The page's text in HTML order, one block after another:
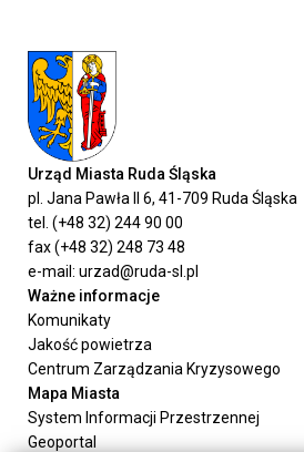
Urząd Miasta Ruda Śląska
pl. Jana Pawła II 6, 41-709 Ruda Śląska
tel. (+48 32) 244 90 00
fax (+48 32) 248 73 48
e-mail: urzad@ruda-sl.pl
Ważne informacje
Komunikaty
Jakość powietrza
Centrum Zarządzania Kryzysowego
Mapa Miasta
System Informacji Przestrzennej
Geoportal